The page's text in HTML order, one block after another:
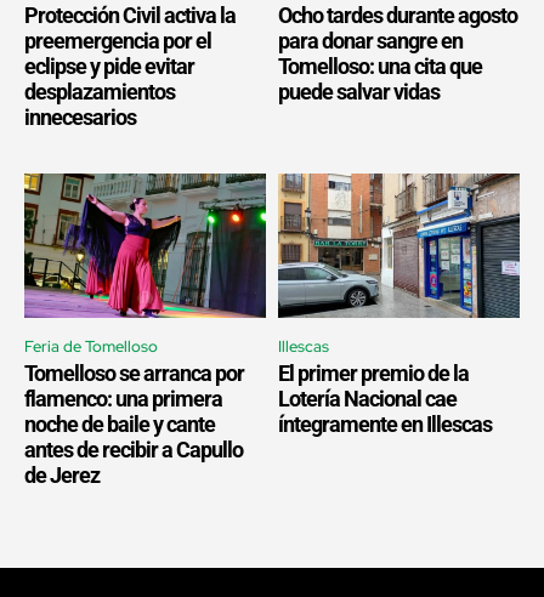
Protección Civil activa la
preemergencia por el
eclipse y pide evitar
desplazamientos
innecesarios
Ocho tardes durante agosto
para donar sangre en
Tomelloso: una cita que
puede salvar vidas
Feria de Tomelloso
Tomelloso se arranca por
flamenco: una primera
noche de baile y cante
antes de recibir a Capullo
de Jerez
Illescas
El primer premio de la
Lotería Nacional cae
íntegramente en Illescas